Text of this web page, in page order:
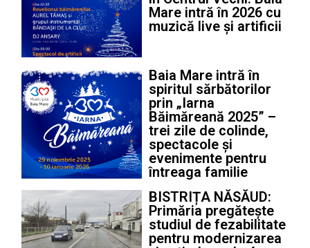
Mare intră în 2026 cu
muzică live și artificii
Baia Mare intră în
spiritul sărbătorilor
prin „Iarna
Băimăreană 2025” –
trei zile de colinde,
spectacole și
evenimente pentru
întreaga familie
BISTRIȚA NĂSĂUD:
Primăria pregătește
studiul de fezabilitate
pentru modernizarea